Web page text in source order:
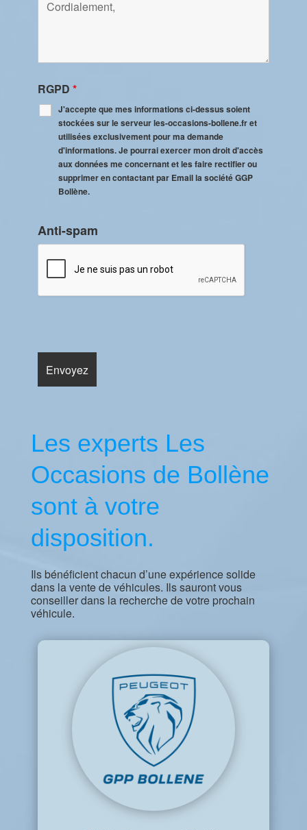
RGPD *
J'accepte que mes informations ci-dessus soient
stockées sur le serveur les-occasions-bollene.fr et
utilisées exclusivement pour ma demande
d'informations. Je pourrai exercer mon droit d'accès
aux données me concernant et les faire rectifier ou
supprimer en contactant par Email la société GGP
Bollène.
Anti-spam
Les experts Les
Occasions de Bollène
sont à votre
disposition.
Ils bénéficient chacun d’une expérience solide
dans la vente de véhicules. Ils sauront vous
conseiller dans la recherche de votre prochain
véhicule.